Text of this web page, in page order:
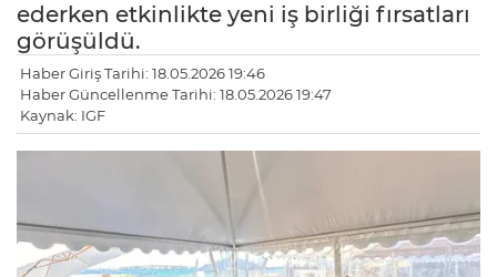
ederken etkinlikte yeni iş birliği fırsatları
görüşüldü.
Haber Giriş Tarihi: 18.05.2026 19:46
Haber Güncellenme Tarihi: 18.05.2026 19:47
Kaynak: IGF